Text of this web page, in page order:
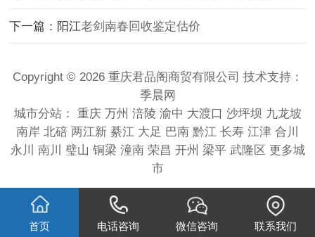
下一篇：阳江老剑南春回收鉴定估价
Copyright © 2026 重庆君品阁商贸有限公司 技术支持：
季晨网
城市分站： 重庆 万州 涪陵 渝中 大渡口 沙坪坝 九龙坡
南岸 北碚 两江新 綦江 大足 巴南 黔江 长寿 江津 合川
永川
南川 璧山 铜梁 潼南 荣昌 开州 梁平 武隆区 更多城
市
首页 电话咨询 微信咨询 联系我们